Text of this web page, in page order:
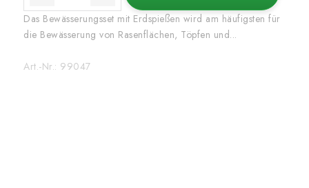
Das Bewässerungsset mit Erdspießen wird am häufigsten für
die Bewässerung von Rasenflächen, Töpfen und...
Art.-Nr.: 99047